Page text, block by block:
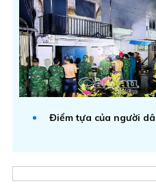
Điểm tựa của người